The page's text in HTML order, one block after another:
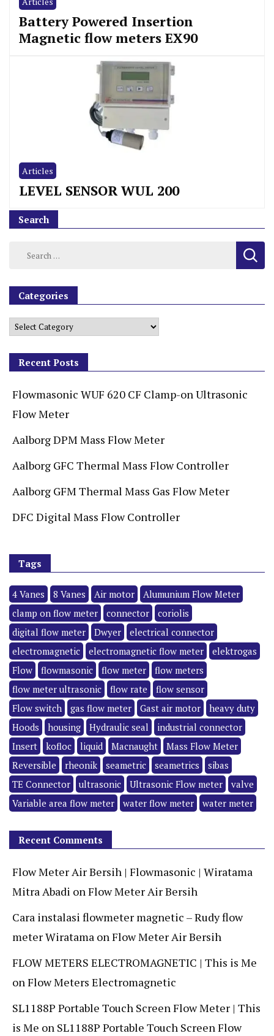
Battery Powered Insertion
Magnetic flow meters EX90
Articles
LEVEL SENSOR WUL 200
Search
Categories
Recent Posts
Flowmasonic WUF 620 CF Clamp-on Ultrasonic
Flow Meter
Aalborg DPM Mass Flow Meter
Aalborg GFC Thermal Mass Flow Controller
Aalborg GFM Thermal Mass Gas Flow Meter
DFC Digital Mass Flow Controller
Tags
4 Vanes 8 Vanes Air motor
Alumunium Flow Meter
clamp on flow meter
connector
coriolis
digital flow meter
Dwyer
electrical connector
electromagnetic
electromagnetic flow meter
elektrogas
Flow
flowmasonic flow meter
flow meters
flow meter ultrasonic
flow rate
flow sensor
Flow switch
gas flow meter Gast air motor
heavy duty
Hoods
housing Hydraulic seal
industrial connector
Insert
kofloc liquid Macnaught
Mass Flow Meter
Reversible
rheonik seametric seametrics
sibas
TE Connector
ultrasonic Ultrasonic Flow meter
valve
Variable area flow meter
water flow meter water meter
Recent Comments
Flow Meter Air Bersih | Flowmasonic | Wiratama
Mitra Abadi onFlow Meter Air Bersih
Cara instalasi flowmeter magnetic – Rudy flow
meter Wiratama onFlow Meter Air Bersih
FLOW METERS ELECTROMAGNETIC | This is Me
onFlow Meters Electromagnetic
SL1188P Portable Touch Screen Flow Meter | This
is Me on SL1188P Portable Touch Screen Flow